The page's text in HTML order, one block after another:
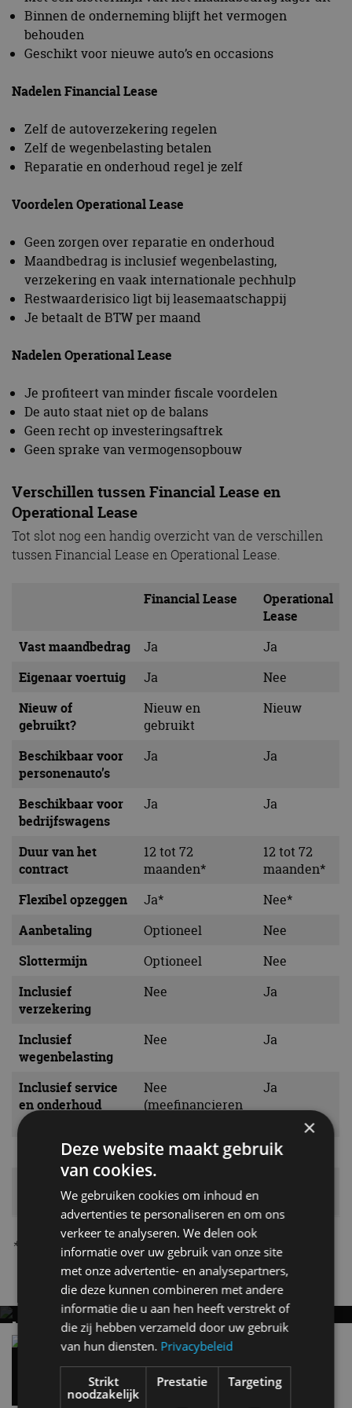
Binnen de onderneming blijft het vermogen
behouden
Geschikt voor nieuwe auto’s en occasions
Nadelen Financial Lease
Zelf de autoverzekering regelen
Zelf de wegenbelasting betalen
Reparatie en onderhoud regel je zelf
Voordelen Operational Lease
Geen zorgen over reparatie en onderhoud
Maandbedrag is inclusief wegenbelasting,
verzekering en vaak internationale pechhulp
Restwaarderisico ligt bij leasemaatschappij
Je betaalt de BTW per maand
Nadelen Operational Lease
Je profiteert van minder fiscale voordelen
De auto staat niet op de balans
Geen recht op investeringsaftrek
Geen sprake van vermogensopbouw
Verschillen tussen Financial Lease en
Operational Lease
Tot slot nog een handig overzicht van de verschillen
tussen Financial Lease en Operational Lease.
Financial Lease
Operational
Lease
Vast maandbedrag
Ja
Ja
Eigenaar voertuig
Ja
Nee
Nieuw of
gebruikt?
Nieuw en
gebruikt
Nieuw
Beschikbaar voor
personenauto’s
Ja Ja
Beschikbaar voor
bedrijfswagens
Ja Ja
Duur van het
contract
12 tot 72
maanden*
12 tot 72
maanden*
Flexibel opzeggen
Ja*
Nee*
Aanbetaling
Optioneel
Nee
Slottermijn
Optioneel
Nee
Inclusief
verzekering
Nee Ja
Inclusief
wegenbelasting
Nee Ja
Inclusief service
en onderhoud
Nee
(meefinancieren
Ja
Pechhulp Ja
Ja
voertuig
*verschilt per aanbieder
Nieuwste berichten
MET KORTING NAAR EV EXPERIENCE 2026?
AUTORAI REGELT HET!
EV Experience 2026 van 24 tot 26 september
Vergelijking: BMW iX3 vs Volvo EX60 – Welke
moet je hebben?
×
Deze website maakt gebruik
van cookies.
We gebruiken cookies om inhoud en
advertenties te personaliseren en om ons
verkeer te analyseren. We delen ook
informatie over uw gebruik van onze site
met onze advertentie- en analysepartners,
die deze kunnen combineren met andere
informatie die u aan hen heeft verstrekt of
die zij hebben verzameld door uw gebruik
van hun diensten. Privacybeleid
Strikt
noodzakelijk
Prestatie Targeting